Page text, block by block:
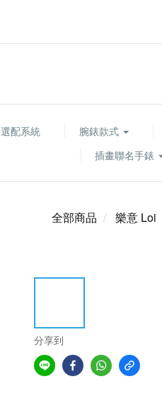
選配系統 腕錶款式
插畫聯名手錶
全部商品 樂意 Loi
分享到